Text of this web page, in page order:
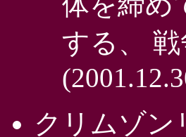
する、
クリムゾン